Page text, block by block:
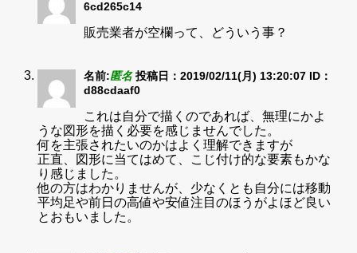
6cd265c14
販売業者が空欄って、どういう事？
名前:匿名 投稿日：2019/02/11(月) 13:20:07 ID：
d88cdaaf0
これは自分で描くのであれば、無理にかよ
うな図形を描く必要を感じませんでした。
何を主張されたいのかはよく理解できますが
正直、図形に当てはめて、こじ付け的な要素もかな
り感じました。
他の方はわかりませんが、少なくとも自分には移動
平均足や前日の高値や安値注目のほうがよほど良い
とおもいました。